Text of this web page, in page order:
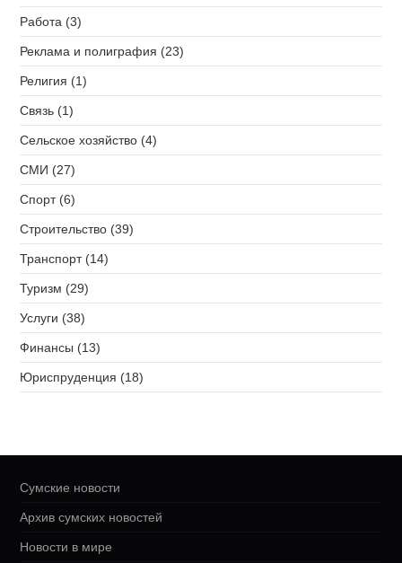
Работа (3)
Реклама и полиграфия (23)
Религия (1)
Связь (1)
Сельское хозяйство (4)
СМИ (27)
Спорт (6)
Строительство (39)
Транспорт (14)
Туризм (29)
Услуги (38)
Финансы (13)
Юриспруденция (18)
Сумские новости
Архив сумских новостей
Новости в мире